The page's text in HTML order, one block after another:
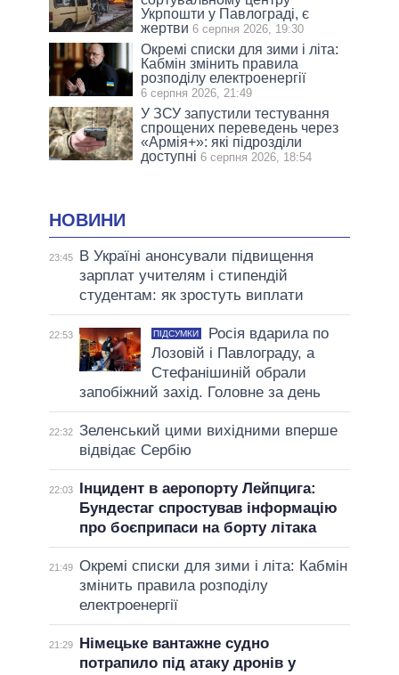
Укрпошти у Павлограді, є
жертви 6 серпня 2026, 19:30
Окремі списки для зими і літа:
Кабмін змінить правила
розподілу електроенергії
6 серпня 2026, 21:49
У ЗСУ запустили тестування
спрощених переведень через
«Армія+»: які підрозділи
доступні 6 серпня 2026, 18:54
НОВИНИ
23:45
В Україні анонсували підвищення
зарплат учителям і стипендій
студентам: як зростуть виплати
22:53 ПІДСУМКИ
Росія вдарила по
Лозовій і Павлограду, а
Стефанішиній обрали
запобіжний захід. Головне за день
22:32 Зеленський цими вихідними вперше
відвідає Сербію
22:03
Інцидент в аеропорту Лейпцига:
Бундестаг спростував інформацію
про боєприпаси на борту літака
21:49 Окремі списки для зими і літа: Кабмін
змінить правила розподілу
електроенергії
21:29
Німецьке вантажне судно
потрапило під атаку дронів у